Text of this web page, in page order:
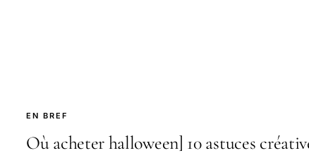
EN BREF
Où acheter halloween] 10 astuces